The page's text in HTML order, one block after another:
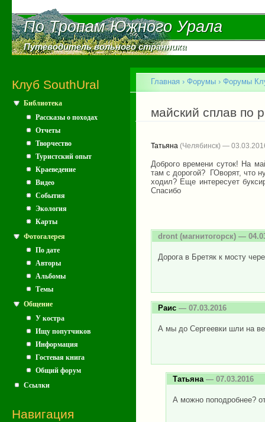
По Тропам Южного Урала
По Тропам Южного Урала
Путеводитель вольного странника
Путеводитель вольного странника
Клуб SouthUral
Библиотека
Рассказы о походах
Отчеты
Творчество
Туристский опыт
Краеведение
Видео
События
Экология
Карты
Фотогалерея
По дате
Авторы
Альбомы
Темы
Общение
У костра
Ищу попутчиков
Информация
Гостевая книга
Общий форум
Ссылки
Навигация
Вы здесь
Главная › Форумы › Форумы
майский сплав по
Татьяна (Челябинск) —
Доброго времени суток! На
там с дорогой? ГОворят, что
ходил? Еще интересует
Спасибо
dront (магнитогорск) —
Дорога в Бретяк к мосту
Раис — 07.03.2016
А мы до Сергеевки шли на
Татьяна — 07.03.2016
А можно поподробнее?